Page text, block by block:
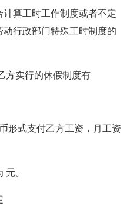
算工时工作制度或者不定
行政部门特殊工时制度的
方实行的休假制度有
形式支付乙方工资，月工资
。